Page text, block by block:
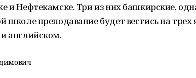
и Нефтекамске. Три из них башкирские,
школе преподавание будет вестись на
английском.